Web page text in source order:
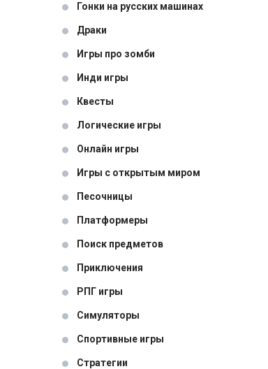
Гонки на русских машинах
Драки
Игры про зомби
Инди игры
Квесты
Логические игры
Онлайн игры
Игры с открытым миром
Песочницы
Платформеры
Поиск предметов
Приключения
РПГ игры
Симуляторы
Спортивные игры
Стратегии